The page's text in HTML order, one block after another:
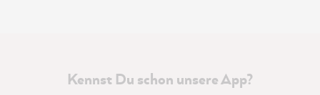
Kennst Du schon unsere App?